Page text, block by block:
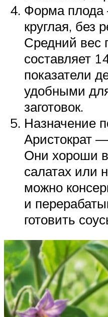
Форма
круглая, без
Средний вес
составляет
показатели
удобными
заготовок.
Назначение
Аристократ
Они хороши
салатах или
можно
и
готовить